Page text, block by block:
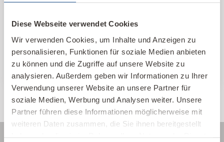
Diese Webseite verwendet Cookies
Wir verwenden Cookies, um Inhalte und Anzeigen zu
personalisieren, Funktionen für soziale Medien anbieten
zu können und die Zugriffe auf unsere Website zu
analysieren. Außerdem geben wir Informationen zu Ihrer
Verwendung unserer Website an unsere Partner für
soziale Medien, Werbung und Analysen weiter. Unsere
Partner führen diese Informationen möglicherweise mit
weiteren Daten zusammen, die Sie ihnen bereitgestellt
Baubiologischen Beratungsstellen und
IBN Beratungsstellen